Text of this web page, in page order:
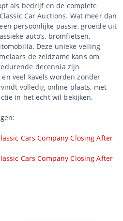
als bedrijf en de complete
Car Auctions. Wat meer dan
persoonlijke passie, groeide uit
auto’s, bromfietsen,
Deze unieke veiling
de zeldzame kans om
decennia zijn
veel kavels worden zonder
volledig online plaats, met
in het echt wil bekijken.
Cars Company Closing After
Cars Company Closing After